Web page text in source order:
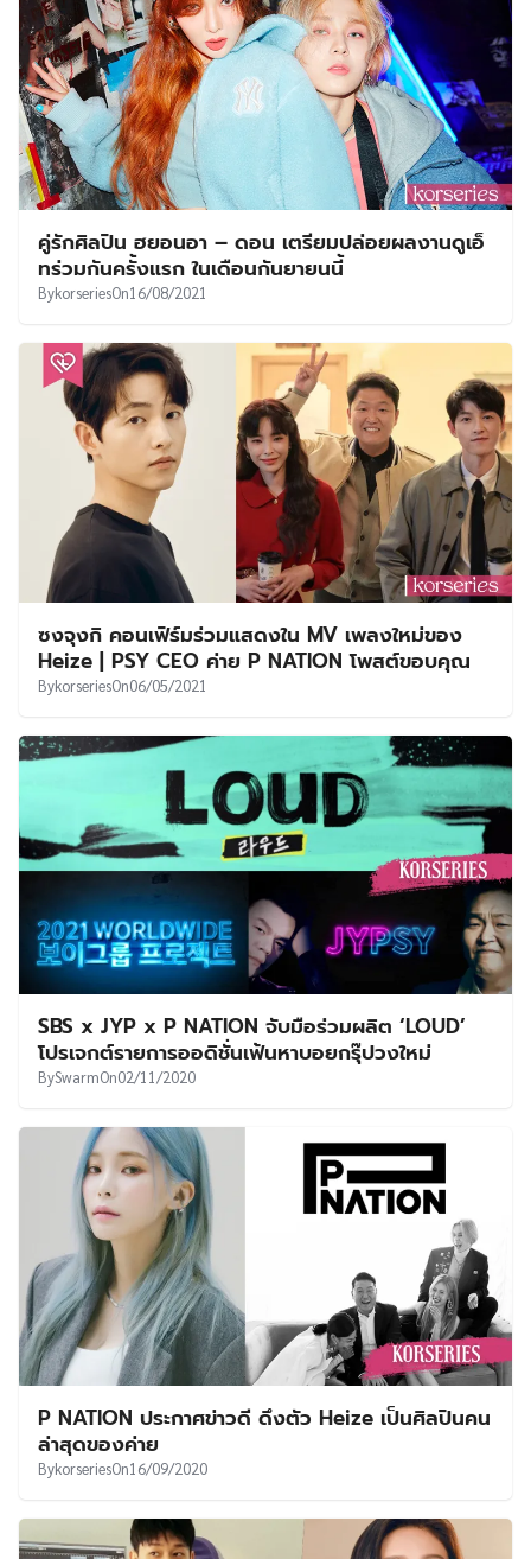
คู่รักศิลปิน ฮยอนอา – ดอน เตรียมปล่อยผลงานดูเอ็
ทร่วมกันครั้งแรก ในเดือนกันยายนนี้
BykorseriesOn16/08/2021
ซงจุงกิ คอนเฟิร์มร่วมแสดงใน MV เพลงใหม่ของ
Heize | PSY CEO ค่าย P NATION โพสต์ขอบคุณ
BykorseriesOn06/05/2021
SBS x JYP x P NATION จับมือร่วมผลิต ‘LOUD’
โปรเจกต์รายการออดิชั่นเฟ้นหาบอยกรุ๊ปวงใหม่
BySwarmOn02/11/2020
P NATION ประกาศข่าวดี ดึงตัว Heize เป็นศิลปินคน
ล่าสุดของค่าย
BykorseriesOn16/09/2020